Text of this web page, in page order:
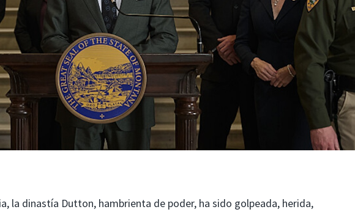
la dinastía Dutton, hambrienta de poder, ha sido golpeada, herida,